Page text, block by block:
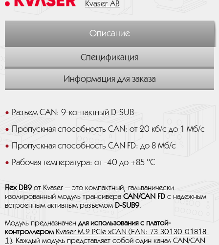
Kvaser AB
Описание
Спецификация
Информация для заказа
Разъем CAN: 9-контактный D-SUB
Пропускная способность CAN: от 20 кб/с до 1 Мб/с
Пропускная способность CAN FD: до 8 Мб/с
Рабочая температура: от -40 до +85 °C
Flex DB9от Kvaser — это компактный, гальванически
изолированный модуль трансивера CAN/CAN FD с надежным
встроенным активным разъемом D-SUB9.
Модуль предназначен для использования с платой-
контроллером Kvaser M.2 PCIe xCAN (EAN: 73-30130-01818-
1). Каждый модуль представляет собой один канал CAN/CAN